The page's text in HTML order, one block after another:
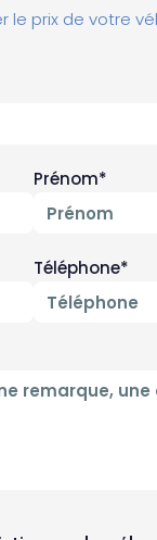
le prix de votre
Prénom*
Téléphone*